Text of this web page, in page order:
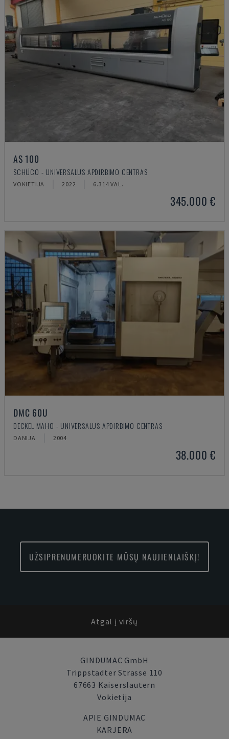
AS 100
SCHÜCO - UNIVERSALUS APDIRBIMO CENTRAS
VOKIETIJA 2022 6.314 VAL.
345.000 €
DMC 60U
DECKEL MAHO - UNIVERSALUS APDIRBIMO CENTRAS
DANIJA 2004
38.000 €
UŽSIPRENUMERUOKITE MŪSŲ NAUJIENLAIŠKĮ!
Atgal į viršų
GINDUMAC GmbH
Trippstadter Strasse 110
67663 Kaiserslautern
Vokietija
APIE GINDUMAC
KARJERA